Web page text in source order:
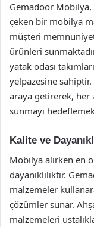
Gemadoor Mobilya,
çeken bir mobilya
müşteri
ürünleri
yatak odası
yelpazesine
araya getirerek, her
sunmayı
Kalite ve
Mobilya alırken en
dayanıklılıktır.
malzemeler
çözümler sunar.
malzemeleri